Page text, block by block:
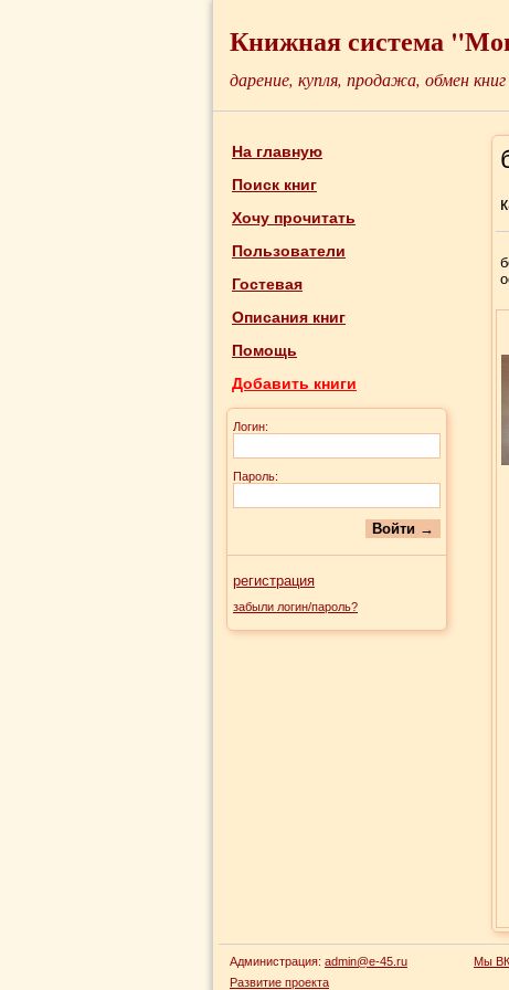
Книжная система
дарение, купля, продажа, обмен книг
На главную
Поиск книг
Хочу прочитать
Пользователи
Гостевая
Описания книг
Помощь
Добавить книги
Логин:
Пароль:
регистрация
забыли логин/пароль?
Администрация: admin@e-45.ru
Развитие проекта
Мы